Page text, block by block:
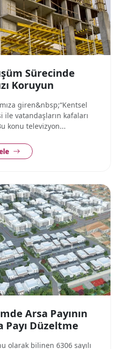
Sürecinde
Koruyun
giren&nbsp;“Kentsel
ile vatandaşların kafaları
konu televizyon...
Arsa Payının
Payı Düzeltme
olarak bilinen 6306 sayılı